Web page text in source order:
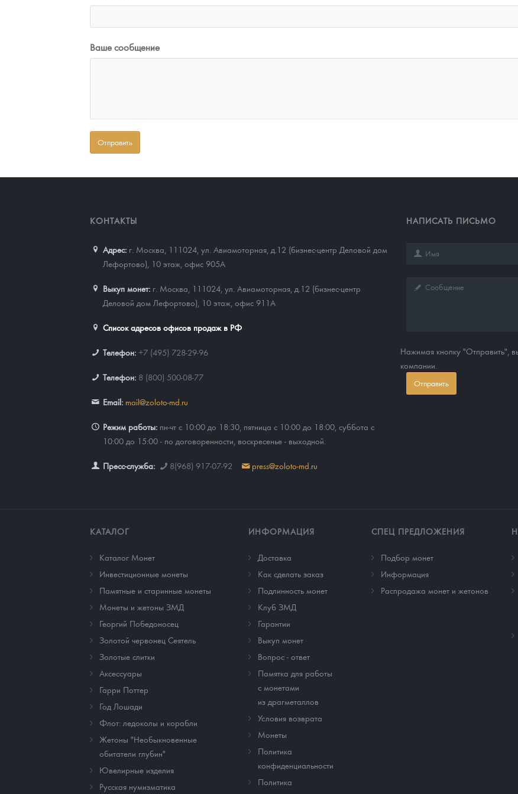
Ваше сообщение
КОНТАКТЫ
Адрес: г. Москва, 111024 ул. Авиамоторная, д.12 (бизнес-центр Деловой дом
Лефортово), 10 этаж, офис 905А
Выкуп монет: г. Москва, 111024, ул. Авиамоторная, д.12 (бизнес-центр
Деловой дом Лефортово), 10 этаж, офис 911А
Список адресов офисов продаж в РФ
Телефон: +7 (495) 728-29-96
Телефон: 8 (800) 500-08-77
Email: mail@zoloto-md.ru
Режим работы: пн-чт с 10:00 до 18:30, пятница с 10:00 до 18:00, суббота с
10:00 до 15:00 - по договоренности, воскресенье - выходной.
Пресс-служба: 8(968) 917-07-92 press@zoloto-md.ru
НАПИСАТЬ ПИСЬМО
Нажимая кнопку "Отправить",
компании.
Отправить
КАТАЛОГ
Каталог Монет
Инвестиционные монеты
Памятные и старинные монеты
Монеты и жетоны ЗМД
Георгий Победоносец
Золотой червонец Сеятель
Золотые слитки
Аксессуары
Гарри Поттер
Год Лошади
Флот: ледоколы и корабли
Жетоны "Необыкновенные
обитатели глубин"
Ювелирные изделия
Русская нумизматика
ИНФОРМАЦИЯ
Доставка
Как сделать заказ
Подлинность монет
Клуб ЗМД
Гарантии
Выкуп монет
Вопрос - ответ
Памятка для работы
с монетами
из драгметаллов
Условия возврата
Монеты
Политика
конфиденциальности
Политика
СПЕЦ ПРЕДЛОЖЕНИЯ
Подбор монет
Информация
Распродажа монет и жетонов